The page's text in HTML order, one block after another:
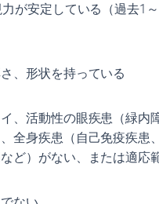
が安定している（過去1
、形状を持っている
、活動性の眼疾患（緑内
全身疾患（自己免疫疾患
ど）がない、または適応